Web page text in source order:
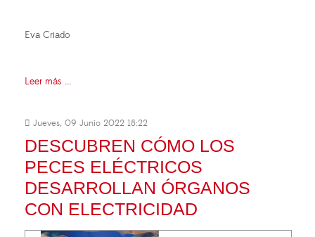
Eva Criado
Leer más ...
Jueves, 09 Junio 2022 18:22
DESCUBREN CÓMO LOS
PECES ELÉCTRICOS
DESARROLLAN ÓRGANOS
CON ELECTRICIDAD